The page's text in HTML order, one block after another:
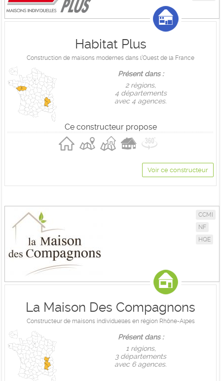
Habitat Plus
Construction de maisons modernes dans l’Ouest de la France
Présent dans :
2 règions,
4 départements
avec 4 agences.
Ce constructeur propose
Voir ce constructeur
CCMI
NF
HQE
La Maison Des Compagnons
Constructeur de maisons individuelles en région Rhône-Alpes
Présent dans :
1 règions,
3 départements
avec 6 agences.